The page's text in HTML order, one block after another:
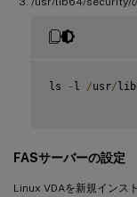
ls - l /usr/
FASサーバーの設定
Linux VDAを新規インス